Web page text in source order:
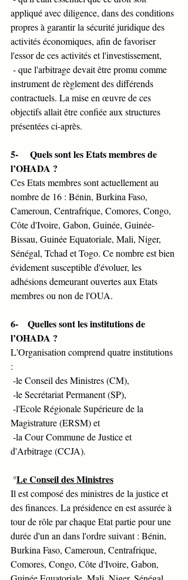
appliqué avec diligence, dans des conditions
propres à garantir la sécurité juridique des
activités économiques, afin de favoriser
l'essor de ces activités et l'investissement,
instrument de règlement des différends
contractuels. La mise en œuvre de ces
objectifs allait être confiée aux structures
présentées ci-après.
5-     Quels sont les Etats membres de
l’OHADA ?
Ces Etats membres sont actuellement au
nombre de 16 : Bénin, Burkina Faso,
Cameroun, Centrafrique, Comores, Congo,
Côte d'Ivoire, Gabon, Guinée, Guinée-
Bissau, Guinée Equatoriale, Mali, Niger,
Sénégal, Tchad et Togo. Ce nombre est bien
évidement susceptible d'évoluer, les
adhésions demeurant ouvertes aux Etats
membres ou non de l'OUA.
6-    Quelles sont les institutions de
l’OHADA ?
L'Organisation comprend quatre institutions
:
-le Conseil des Ministres (CM),
-le Secrétariat Permanent (SP),
Magistrature (ERSM) et
d'Arbitrage (CCJA).
°Le Conseil des Ministres
Il est composé des ministres de la justice et
des finances. La présidence en est assurée à
tour de rôle par chaque Etat partie pour une
durée d'un an dans l'ordre suivant : Bénin,
Burkina Faso, Cameroun, Centrafrique,
Comores, Congo, Côte d'Ivoire, Gabon,